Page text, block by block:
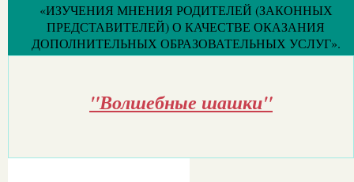
«ИЗУЧЕНИЯ МНЕНИЯ РОДИТЕЛЕЙ (ЗАКОННЫХ
ПРЕДСТАВИТЕЛЕЙ) О КАЧЕСТВЕ ОКАЗАНИЯ
ДОПОЛНИТЕЛЬНЫХ ОБРАЗОВАТЕЛЬНЫХ УСЛУГ».
"Волшебные шашки"